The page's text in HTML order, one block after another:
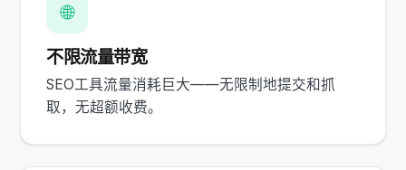
🌐
不限流量带宽
SEO工具流量消耗巨大——无限制地提交和抓
取，无超额收费。